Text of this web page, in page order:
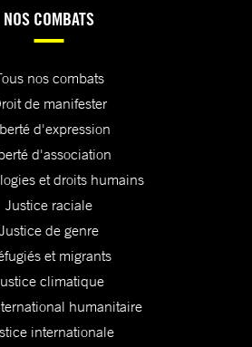
NOS COMBATS
nos combats
de manifester
d'expression
d'association
et droits humains
Justice raciale
Justice de genre
et migrants
climatique
humanitaire
internationale